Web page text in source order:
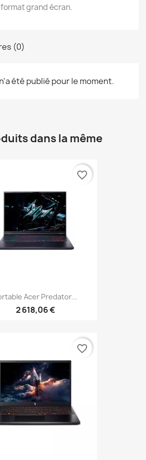
grand écran.
(0)
été publié pour le moment.
dans la même
Acer Predator...
2 618,06 €
favorite_border
favorite_border